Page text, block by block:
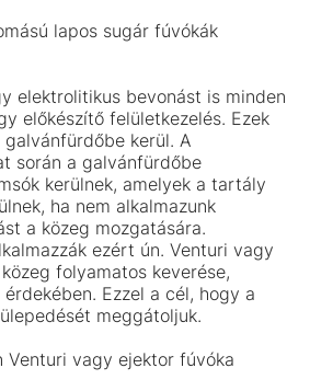
lapos sugár fúvókák
elektrolitikus bevonást is minden
előkészítő felületkezelés. Ezek
kerül. A
során a galvánfürdőbe
kerülnek, amelyek a tartály
ha nem alkalmazunk
a közeg mozgatására.
ezért ún. Venturi vagy
folyamatos keverése,
Ezzel a cél, hogy a
meggátoljuk.
Venturi vagy ejektor fúvóka